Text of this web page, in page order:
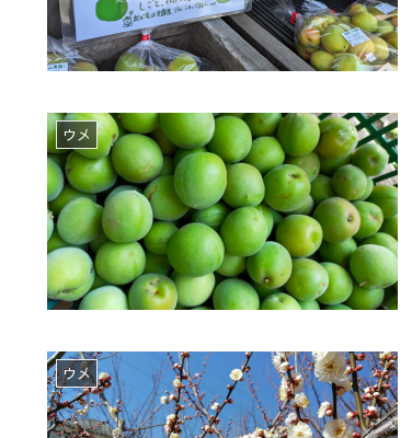
ウメ
ウメ